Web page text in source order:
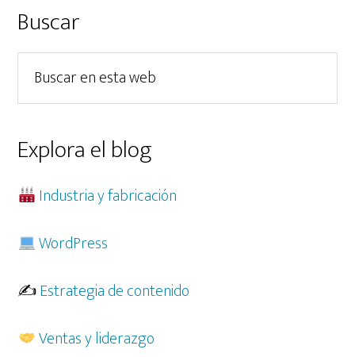
Barra
lateral
principal
Buscar
esta
web
Explora el blog
Industria y fabricación
WordPress
✍️Estrategia de contenido
Ventas y liderazgo